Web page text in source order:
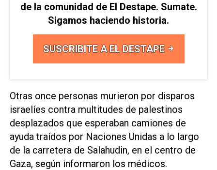
de la comunidad de El Destape. Sumate.
Sigamos haciendo historia.
SUSCRIBITE A EL DESTAPE
Otras once personas murieron por disparos
israelíes contra multitudes de palestinos
desplazados que esperaban camiones de
ayuda traídos por Naciones Unidas a lo largo
de la carretera de Salahudin, en el centro de
Gaza, según informaron los médicos.